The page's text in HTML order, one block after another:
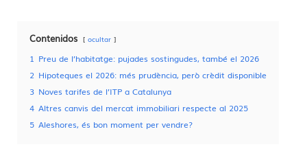
Contenidos ocultar
1 Preu de l’habitatge: pujades sostingudes, també el 2026
2 Hipoteques el 2026: més prudència, però crèdit disponible
3 Noves tarifes de l’ITP a Catalunya
4 Altres canvis del mercat immobiliari respecte al 2025
5 Aleshores, és bon moment per vendre?